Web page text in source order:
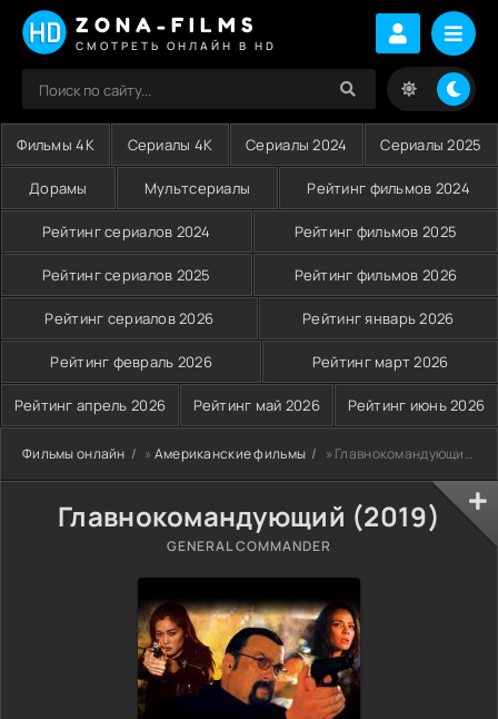
ZONA-FILMS
СМОТРЕТЬ ОНЛАЙН В HD
Фильмы 4K Сериалы 4K Сериалы 2024 Сериалы 2025
Дорамы Мультсериалы Рейтинг фильмов 2024
Рейтинг сериалов 2024 Рейтинг фильмов 2025
Рейтинг сериалов 2025 Рейтинг фильмов 2026
Рейтинг сериалов 2026 Рейтинг январь 2026
Рейтинг февраль 2026 Рейтинг март 2026
Рейтинг апрель 2026 Рейтинг май 2026 Рейтинг июнь 2026
Фильмы онлайн » Американские фильмы » Главнокомандующий (2019)
Главнокомандующий (2019)
GENERAL COMMANDER